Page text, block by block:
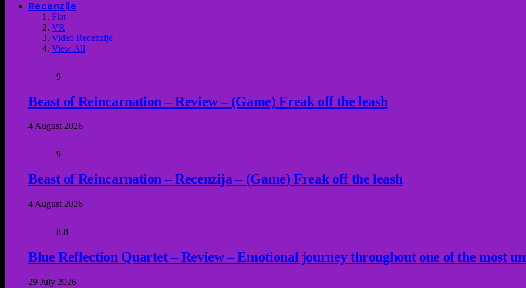
Recenzije
Flat
VR
Video Recenzije
View All
9
Beast of Reincarnation – Review – (Game) Freak off the leash
4 August 2026
9
Beast of Reincarnation – Recenzija – (Game) Freak off the leash
4 August 2026
8.8
Blue Reflection Quartet – Review – Emotional journey throughout one of the most
29 July 2026